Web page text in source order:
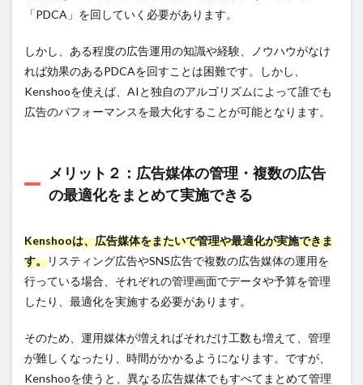
ータを
自動で
更新・
きる
4.1.2
2:広
かる時
間を削
減でき
4.1.3
3:見
やすく
やすい
トが瞬
時に作
成・共
有でき
「PDCA」を回していく必要があります。
しかし、ある程度の広告運用の知識や経験、ノウハウがなけ
れば効果のあるPDCAを回すことは困難です。しかし、
Kenshooを使えば、AIと独自のアルゴリズムによって誰でも
広告のパフォーマンスを最大化することが可能となります。
メリット２：広告媒体の管理・複数の広告
の最適化をまとめて実施できる
Kenshooは、広告媒体をまたいで管理や最適化が実施できま
す。リスティング広告やSNS広告で複数の広告媒体の運用を
行っている場合、それぞれの管理画面でデータや予算を管理
したり、最適化を実施する必要があります。
そのため、運用媒体が増えればそれだけ工数も増えて、管理
が難しくなったり、時間がかかるようになります。ですが、
Kenshooを使うと、異なる広告媒体でもすべてまとめて管理